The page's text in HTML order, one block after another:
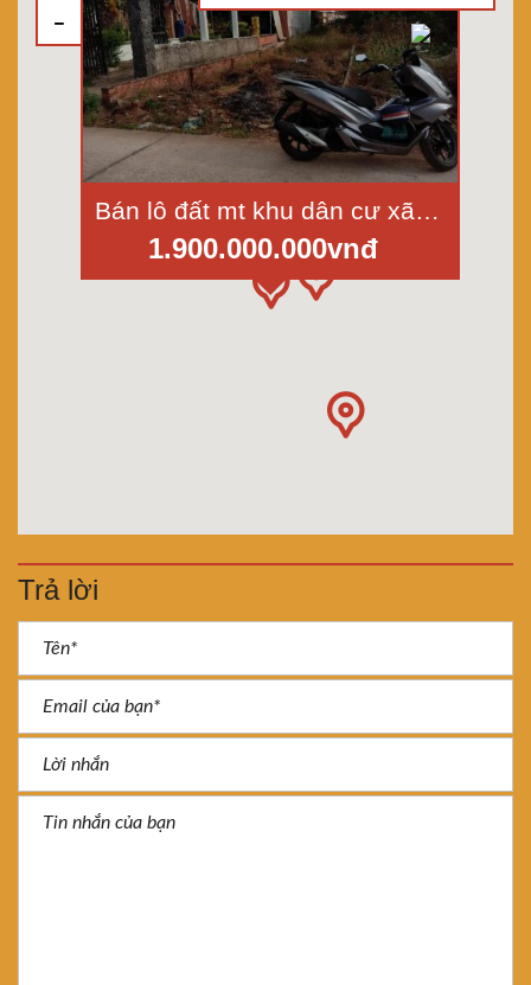
Bán lô đất mt khu dân cư xã Bàu Cạn, huyện Long Thành, Đồng Nai, Dt 5x50m
1.900.000.000vnđ
Trả lời